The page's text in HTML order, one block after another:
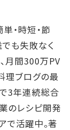
・時短・節
も失敗なく
月間300万PV
理ブログの最
3年連続総合
のレシピ開発
で活躍中。著